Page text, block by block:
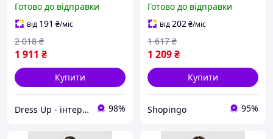
Готово до відправки
від 191 ₴/міс
1 911 ₴
2 018 ₴
Купити
Dress Up - інтернет магазин жіночого одягу 98%
Довга У Наявності Великі
Розміри Shopingo
Готово до відправки
від202₴/міс
1 209₴
1 617 ₴
Купити
Shopingo 95%